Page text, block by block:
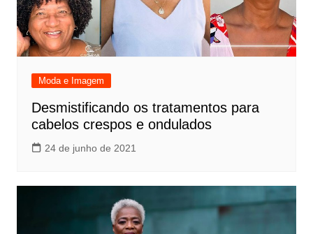
Moda e Imagem
Desmistificando os tratamentos para
cabelos crespos e ondulados
24 de junho de 2021